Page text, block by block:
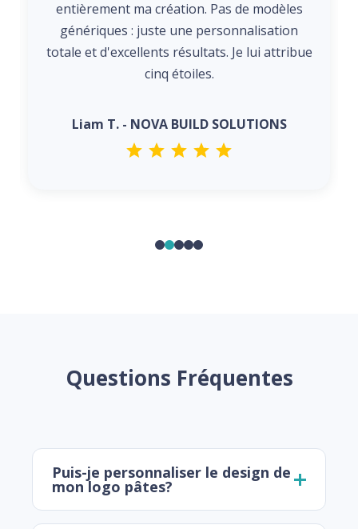
entièrement ma création. Pas de modèles
génériques : juste une personnalisation
totale et d'excellents résultats. Je lui attribue
cinq étoiles.
Liam T. - NOVA BUILD SOLUTIONS
Questions Fréquentes
Puis-je personnaliser le design de
mon logo pâtes?